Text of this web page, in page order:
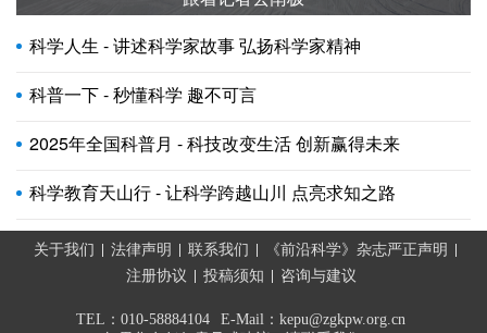
科学人生 - 讲述科学家故事 弘扬科学家精神
科普一下 - 秒懂科学 趣不可言
2025年全国科普月 - 科技改变生活 创新赢得未来
科学教育天山行 - 让科学跨越山川 点亮求知之路
关于我们 法律声明 联系我们
《前沿科学》杂志严正声明
注册协议
投稿须知 咨询与建议
TEL：010-58884104
E-Mail：kepu@zgkpw.org.cn